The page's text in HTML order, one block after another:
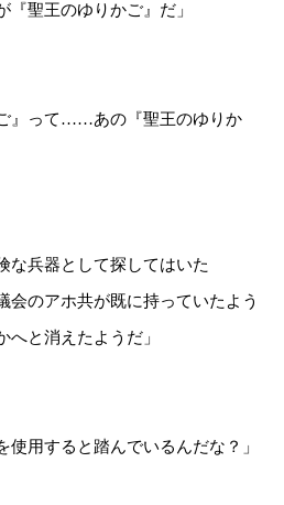
聖王のゆりかご』だ」
』って……あの『聖王のゆりか
な兵器として探してはいた
のアホ共が既に持っていたよう
と消えたようだ」
使用すると踏んでいるんだな？」